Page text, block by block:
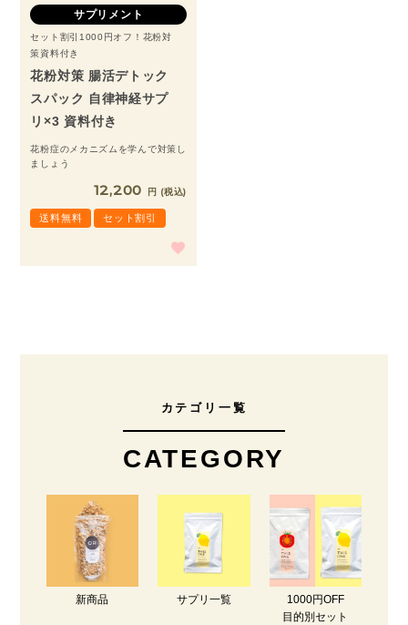
サプリメント
セット割引1000円オフ！花粉対
策資料付き
花粉対策 腸活デトック
スパック 自律神経サプ
リ×3 資料付き
花粉症のメカニズムを学んで対策し
ましょう
12,200 税込
送料無料 セット割引
カテゴリ一覧
CATEGORY
新商品 サプリ一覧
1000円OFF
目的別セット